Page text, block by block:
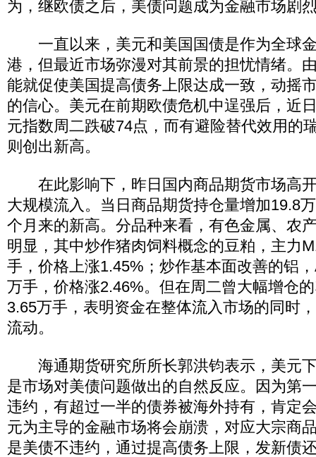
为，继欧债之后，美债问题成为金融市场剧
一直以来，美元和美国国债是作为全球
港，但最近市场弥漫对其前景的担忧情绪。
能就促使美国提高债务上限达成一致，动摇
的信心。美元在前期欧债危机中逞强后，近
元指数周二跌破74点，而有避险替代效用的
则创出新高。
在此影响下，昨日国内商品期货市场高
大规模流入。当日商品期货持仓量增加19.8
个月来的新高。分品种来看，有色金属、农
明显，其中炒作猪肉饲料概念的豆粕，主力
手，价格上涨1.45%；炒作基本面改善的铝
万手，价格涨2.46%。但在周二曾大幅增仓
3.65万手，表明资金在整体流入市场的同时
流动。
海通期货研究所所长郭洪钧表示，美元
是市场对美债问题做出的自然反应。因为第
违约，有超过一半的债券被海外持有，肯定
元为主导的金融市场将会崩溃，对应大宗商
是美债不违约，通过提高债务上限，发新债